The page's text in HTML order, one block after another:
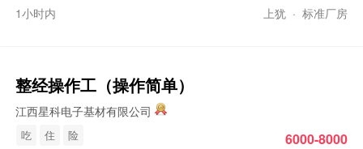
1小时内 上犹 · 标准厂房
整经操作工 （操作简单）
江西星科电子基材有限公司
吃 住 险 6000-8000